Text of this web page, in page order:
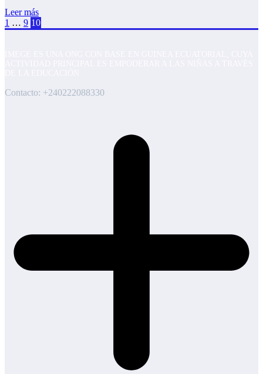
Leer más
Paginación
1 … 9 10
Contacto: +240222088330